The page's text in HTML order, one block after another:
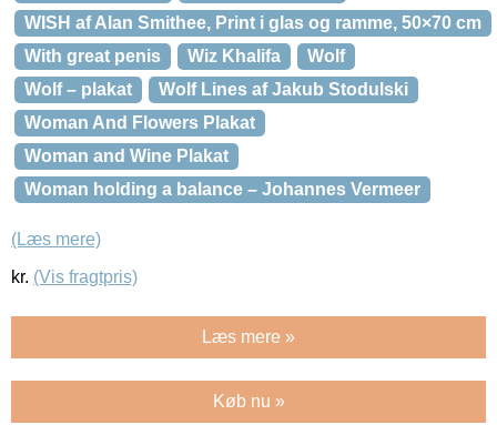
WISH af Alan Smithee, Print i glas og ramme, 50×70 cm
With great penis
Wiz Khalifa
Wolf
Wolf – plakat
Wolf Lines af Jakub Stodulski
Woman And Flowers Plakat
Woman and Wine Plakat
Woman holding a balance – Johannes Vermeer
(Læs mere)
kr. (Vis fragtpris)
Læs mere »
Køb nu »